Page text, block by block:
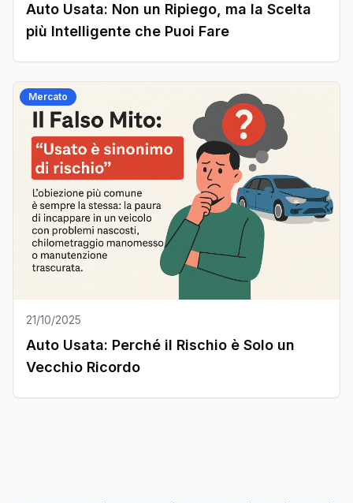
Auto Usata: Non un Ripiego, ma la Scelta
più Intelligente che Puoi Fare
Mercato
21/10/2025
Auto Usata: Perché il Rischio è Solo un
Vecchio Ricordo